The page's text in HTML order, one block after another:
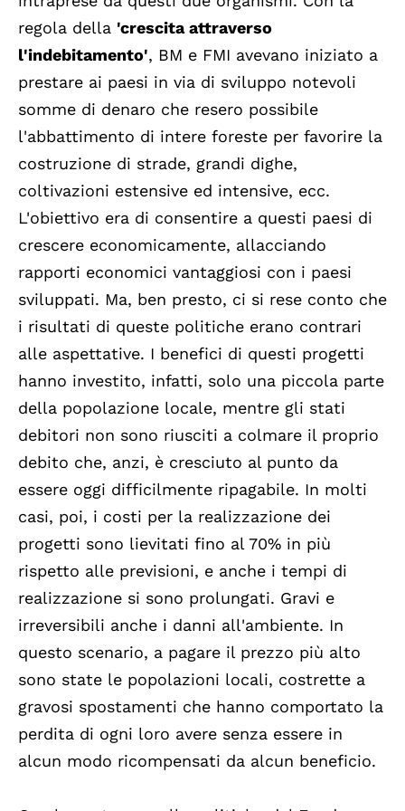
regola della 'crescita attraverso
l'indebitamento', BM e FMI avevano iniziato a
prestare ai paesi in via di sviluppo notevoli
somme di denaro che resero possibile
l'abbattimento di intere foreste per favorire la
costruzione di strade, grandi dighe,
coltivazioni estensive ed intensive, ecc.
L'obiettivo era di consentire a questi paesi di
crescere economicamente, allacciando
rapporti economici vantaggiosi con i paesi
sviluppati. Ma, ben presto, ci si rese conto che
i risultati di queste politiche erano contrari
alle aspettative. I benefici di questi progetti
hanno investito, infatti, solo una piccola parte
della popolazione locale, mentre gli stati
debitori non sono riusciti a colmare il proprio
debito che, anzi, è cresciuto al punto da
essere oggi difficilmente ripagabile. In molti
casi, poi, i costi per la realizzazione dei
progetti sono lievitati fino al 70% in più
rispetto alle previsioni, e anche i tempi di
realizzazione si sono prolungati. Gravi e
irreversibili anche i danni all'ambiente. In
questo scenario, a pagare il prezzo più alto
sono state le popolazioni locali, costrette a
gravosi spostamenti che hanno comportato la
perdita di ogni loro avere senza essere in
alcun modo ricompensati da alcun beneficio.